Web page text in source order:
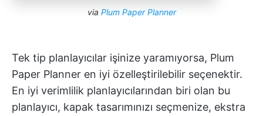
via Plum Paper Planner
Tek tip planlayıcılar işinize yaramıyorsa, Plum
Paper Planner en iyi özelleştirilebilir seçenektir.
En iyi verimlilik planlayıcılarından biri olan bu
planlayıcı, kapak tasarımınızı seçmenize, ekstra